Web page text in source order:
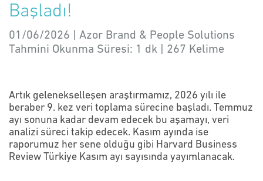
Başladı!
01/06/2026 | Azor Brand & People Solutions
Tahmini Okunma Süresi: 1 dk 267 Kelime
Artık gelenekselleşen araştırmamız, 2026 yılı ile
beraber 9. kez veri toplama sürecine başladı. Temmuz
ayı sonuna kadar devam edecek bu aşamayı, veri
analizi süreci takip edecek. Kasım ayında ise
raporumuz her sene olduğu gibi Harvard Business
Review Türkiye Kasım ayı sayısında yayımlanacak.